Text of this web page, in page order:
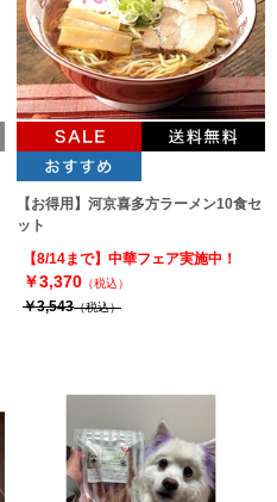
【お得用】河京喜多方ラーメン10食セ
ット
【8/14まで】中華フェア実施中！
￥3,370 （税込）
￥3,543（税込）